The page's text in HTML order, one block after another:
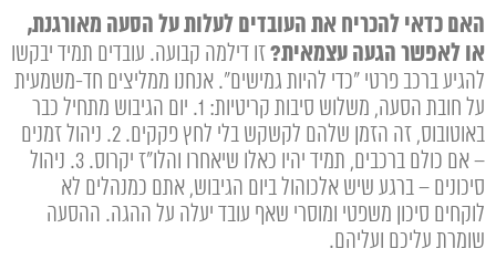
האם כדאי להכריח את העובדים לעלות על הסעה מאורגנת,
או לאפשר הגעה עצמאית?זו דילמה קבועה. עובדים תמיד יבקשו
להגיע ברכב פרטי "כדי להיות גמישים". אנחנו ממליצים חד-משמעית
על חובת הסעה, משלוש סיבות קריטיות: 1. יום הגיבוש מתחיל כבר
באוטובוס, זה הזמן שלהם לקשקש בלי לחץ פקקים. 2. ניהול זמנים
– אם כולם ברכבים, תמיד יהיו כאלו שיאחרו והלו"ז יקרוס. 3. ניהול
סיכונים – ברגע שיש אלכוהול ביום הגיבוש, אתם כמנהלים לא
לוקחים סיכון משפטי ומוסרי שאף עובד יעלה על ההגה. ההסעה
שומרת עליכם ועליהם.